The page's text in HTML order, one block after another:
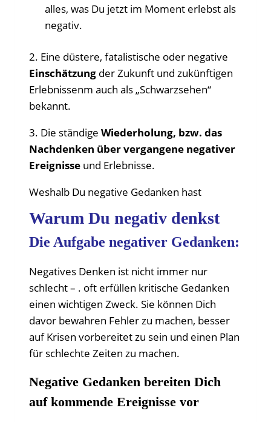
alles, was Du jetzt im Moment erlebst als
negativ.
2. Eine düstere, fatalistische oder negative
Einschätzung der Zukunft und zukünftigen
Erlebnissenm auch als „Schwarzsehen“
bekannt.
3. Die ständige Wiederholung, bzw. das
Nachdenken über vergangene negativer
Ereignisse und Erlebnisse.
Weshalb Du negative Gedanken hast
Warum Du negativ denkst
Die Aufgabe negativer Gedanken:
Negatives Denken ist nicht immer nur
schlecht – . oft erfüllen kritische Gedanken
einen wichtigen Zweck. Sie können Dich
davor bewahren Fehler zu machen, besser
auf Krisen vorbereitet zu sein und einen Plan
für schlechte Zeiten zu machen.
Negative Gedanken bereiten Dich
auf kommende Ereignisse vor